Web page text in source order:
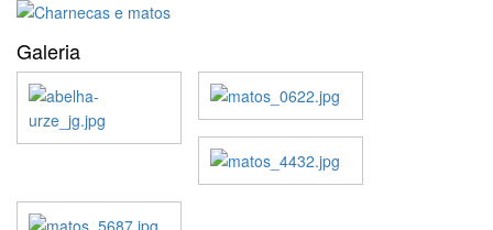
Galeria